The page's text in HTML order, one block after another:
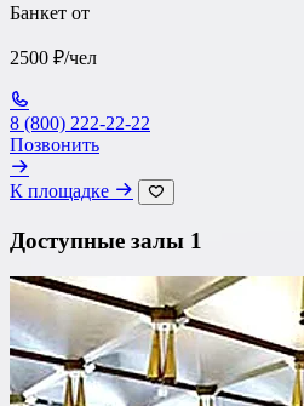
Банкет от
2500 ₽/чел
8 (800) 222-22-22
Позвонить
К площадке
Доступные залы 1